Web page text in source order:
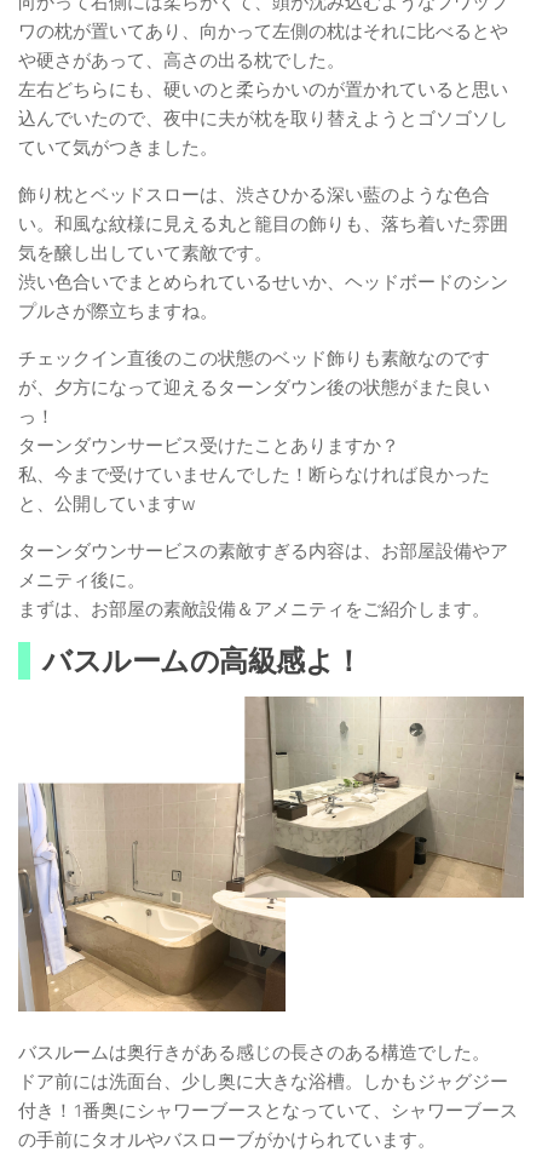
ワの枕が置いてあり、向かって左側の枕はそれに比べるとや
や硬さがあって、高さの出る枕でした。
左右どちらにも、硬いのと柔らかいのが置かれていると思い
込んでいたので、夜中に夫が枕を取り替えようとゴソゴソし
ていて気がつきました。
飾り枕とベッドスローは、渋さひかる深い藍のような色合
い。和風な紋様に見える丸と籠目の飾りも、落ち着いた雰囲
気を醸し出していて素敵です。
渋い色合いでまとめられているせいか、ヘッドボードのシン
プルさが際立ちますね。
チェックイン直後のこの状態のベッド飾りも素敵なのです
が、夕方になって迎えるターンダウン後の状態がまた良い
っ！
ターンダウンサービス受けたことありますか？
私、今まで受けていませんでした！断らなければ良かった
と、公開していますw
ターンダウンサービスの素敵すぎる内容は、お部屋設備やア
メニティ後に。
まずは、お部屋の素敵設備＆アメニティをご紹介します。
バスルームの高級感よ！
バスルームは奥行きがある感じの長さのある構造でした。
ドア前には洗面台、少し奥に大きな浴槽。しかもジャグジー
付き！1番奥にシャワーブースとなっていて、シャワーブース
の手前にタオルやバスローブがかけられています。